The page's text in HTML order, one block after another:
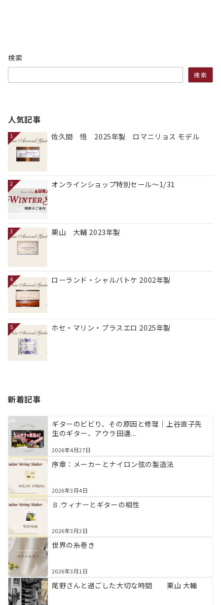
検索
検索
人気記事
1 佐久間 悟 2025年製 ロマニリョス モデル
2 オンラインショップ特別セール～1/31
3 栗山 大輔 2023年製
4 ローランド・シャルバトケ 2002年製
5 ホセ・マリン・プラスエロ 2025年製
新着記事
ギターのビビり、その原因と修理｜上谷直子先
生のギター、アウラ田邊...
2026年4月27日
序章：メーカーとナイロン弦の製造法
2026年3月4日
８.ウィナーとギターの相性
2026年3月2日
世界の糸巻き
2026年3月1日
尾野さんと過ごした大切な時間 栗山 大輔